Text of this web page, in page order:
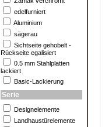
edelfurniert
Aluminium
sägerau
Sichtseite gehobelt -
Rückseite egalisiert
0.5 mm Stahlplatten
lackiert
Basic-Lackierung
Serie
Designelemente
Landhaustürelemente